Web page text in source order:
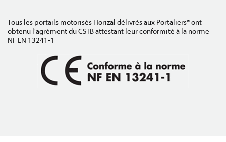
Tous les portails motorisés Horizal délivrés aux Portaliers® ont
obtenu l'agrément du CSTB attestant leur conformité à la norme
NF EN 13241-1